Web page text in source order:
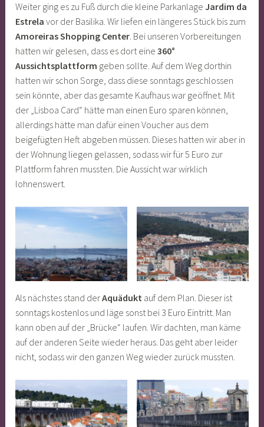
Weiter ging es zu Fuß durch die kleine ParkanlageJardim da
Estrela vor der Basilika. Wir liefen ein längeres Stück bis zum
Amoreiras Shopping Center. Bei unseren Vorbereitungen
hatten wir gelesen, dass es dort eine360°
Aussichtsplattform geben sollte. Auf dem Weg dorthin
hatten wir schon Sorge, dass diese sonntags geschlossen
sein könnte, aber das gesamte Kaufhaus war geöffnet. Mit
der „Lisboa Card“ hätte man einen Euro sparen können,
allerdings hätte man dafür einen Voucher aus dem
beigefügten Heft abgeben müssen. Dieses hatten wir aber in
der Wohnung liegen gelassen, sodass wir für 5 Euro zur
Plattform fahren mussten. Die Aussicht war wirklich
lohnenswert.
Als nächstes stand derAquädukt auf dem Plan. Dieser ist
sonntags kostenlos und läge sonst bei 3 Euro Eintritt. Man
kann oben auf der „Brücke“ laufen. Wir dachten, man käme
auf der anderen Seite wieder heraus. Das geht aber leider
nicht, sodass wir den ganzen Weg wieder zurück mussten.